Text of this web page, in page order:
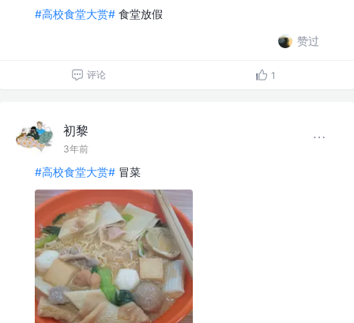
#高校食堂大赏# 食堂放假
赞过
评论 1
初黎
3年前
#高校食堂大赏# 冒菜